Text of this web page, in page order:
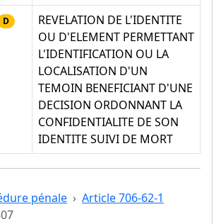
D
REVELATION DE L'IDENTITE
OU D'ELEMENT PERMETTANT
L'IDENTIFICATION OU LA
LOCALISATION D'UN
TEMOIN BENEFICIANT D'UNE
DECISION ORDONNANT LA
CONFIDENTIALITE DE SON
IDENTITE SUIVI DE MORT
pénale
Article 706-62-1